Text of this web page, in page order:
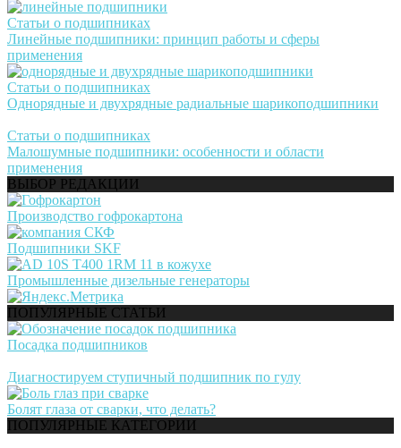
Статьи о подшипниках
Линейные подшипники: принцип работы и сферы
применения
Статьи о подшипниках
Однорядные и двухрядные радиальные шарикоподшипники
Статьи о подшипниках
Малошумные подшипники: особенности и области
применения
ВЫБОР РЕДАКЦИИ
Производство гофрокартона
Подшипники SKF
Промышленные дизельные генераторы
ПОПУЛЯРНЫЕ СТАТЬИ
Посадка подшипников
Диагностируем ступичный подшипник по гулу
Болят глаза от сварки, что делать?
ПОПУЛЯРНЫЕ КАТЕГОРИИ